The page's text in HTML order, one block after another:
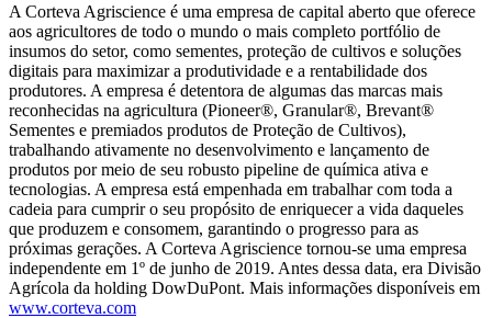
A Corteva Agriscience é uma empresa de capital aberto que oferece
aos agricultores de todo o mundo o mais completo portfólio de
insumos do setor, como sementes, proteção de cultivos e soluções
digitais para maximizar a produtividade e a rentabilidade dos
produtores. A empresa é detentora de algumas das marcas mais
reconhecidas na agricultura (Pioneer®, Granular®, Brevant®
Sementes e premiados produtos de Proteção de Cultivos),
trabalhando ativamente no desenvolvimento e lançamento de
produtos por meio de seu robusto pipeline de química ativa e
tecnologias. A empresa está empenhada em trabalhar com toda a
cadeia para cumprir o seu propósito de enriquecer a vida daqueles
que produzem e consomem, garantindo o progresso para as
próximas gerações. A Corteva Agriscience tornou-se uma empresa
independente em 1º de junho de 2019. Antes dessa data, era Divisão
Agrícola da holding DowDuPont. Mais informações disponíveis em
www.corteva.com